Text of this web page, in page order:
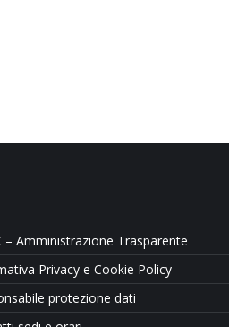
– Amministrazione Trasparente
Privacy e Cookie Policy
protezione dati